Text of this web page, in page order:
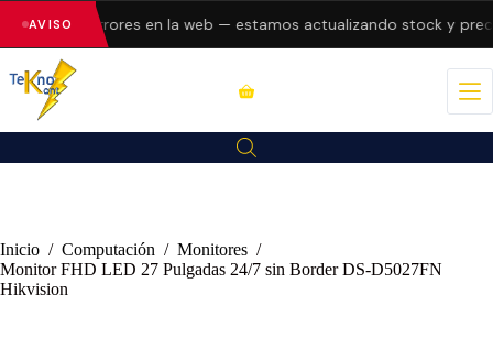
AVISO errores en la web — estamos actualizando stock y
Inicio / Computación / Monitores /
Monitor FHD LED 27 Pulgadas 24/7 sin Border DS-D5027FN
Hikvision